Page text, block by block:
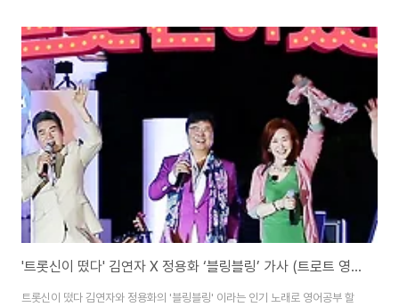
world 그렇지만 나는 제자리로 오지 못했어 / But I couldn’t come back
to my own place 되돌아 나오는 길을 모르니 / Because I didn’t know
the way back 너무 많은 생각과 너무 많은 걱정에 / Too many thoughts
and wo..
'트롯신이 떴다' 김연자 X 정용화 ‘블링블링’ 가사 (트로트 영어로)
트롯신이 떴다 김연자와 정용화의 '블링블링' 이라는 인기 노래로 영어공부 할